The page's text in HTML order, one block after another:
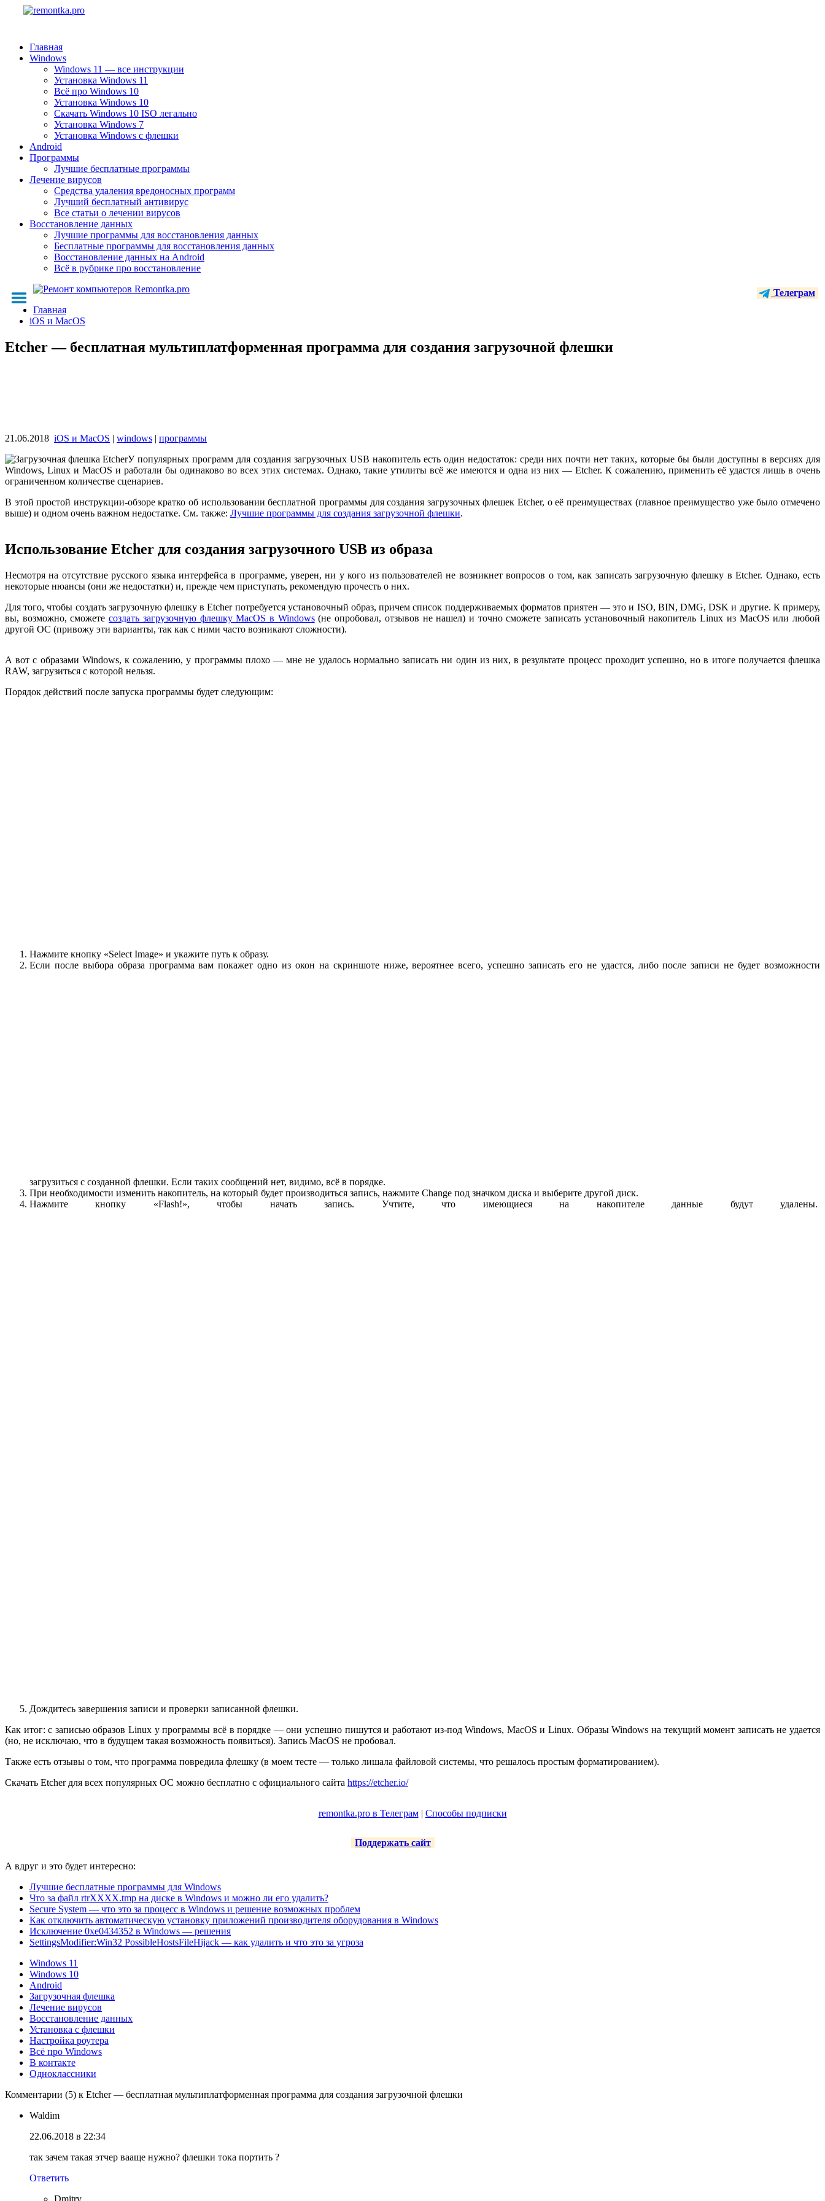
Главная
Windows
Windows 11 — все инструкции
Установка Windows 11
Всё про Windows 10
Установка Windows 10
Скачать Windows 10 ISO легально
Установка Windows 7
Установка Windows с флешки
Android
Программы
Лучшие бесплатные программы
Лечение вирусов
Средства удаления вредоносных программ
Лучший бесплатный антивирус
Все статьи о лечении вирусов
Восстановление данных
Лучшие программы для восстановления данных
Бесплатные программы для восстановления данных
Восстановление данных на Android
Всё в рубрике про восстановление
Телеграм
Главная
iOS и MacOS
Etcher — бесплатная мультиплатформенная программа для создания загрузочной флешки
21.06.2018 iOS и MacOS | windows | программы
У популярных программ для создания загрузочных USB накопитель есть один недостаток: среди них почти нет таких, которые бы были доступны в версиях для
Windows, Linux и MacOS и работали бы одинаково во всех этих системах. Однако, такие утилиты всё же имеются и одна из них — Etcher. К сожалению, применить её удастся лишь в очень
ограниченном количестве сценариев.
В этой простой инструкции-обзоре кратко об использовании бесплатной программы для создания загрузочных флешек Etcher, о её преимуществах (главное преимущество уже было отмечено
выше) и одном очень важном недостатке. См. также: Лучшие программы для создания загрузочной флешки.
Использование Etcher для создания загрузочного USB из образа
Несмотря на отсутствие русского языка интерфейса в программе, уверен, ни у кого из пользователей не возникнет вопросов о том, как записать загрузочную флешку в Etcher. Однако, есть
некоторые нюансы (они же недостатки) и, прежде чем приступать, рекомендую прочесть о них.
Для того, чтобы создать загрузочную флешку в Etcher потребуется установочный образ, причем список поддерживаемых форматов приятен — это и ISO, BIN, DMG, DSK и другие. К примеру,
вы, возможно, сможетесоздать загрузочную флешку MacOS в Windows(не опробовал, отзывов не нашел) и точно сможете записать установочный накопитель Linux из MacOS или любой
другой ОС (привожу эти варианты, так как с ними часто возникают сложности).
А вот с образами Windows, к сожалению, у программы плохо — мне не удалось нормально записать ни один из них, в результате процесс проходит успешно, но в итоге получается флешка
RAW, загрузиться с которой нельзя.
Порядок действий после запуска программы будет следующим:
Нажмите кнопку «Select Image» и укажите путь к образу.
Если после выбора образа программа вам покажет одно из окон на скриншоте ниже, вероятнее всего, успешно записать его не удастся, либо после записи не будет возможности
загрузиться с созданной флешки. Если таких сообщений нет, видимо, всё в порядке.
При необходимости изменить накопитель, на который будет производиться запись, нажмите Change под значком диска и выберите другой диск.
Нажмите кнопку «Flash!», чтобы начать запись. Учтите, что имеющиеся на накопителе данные будут удалены.
Дождитесь завершения записи и проверки записанной флешки.
Как итог: с записью образов Linux у программы всё в порядке — они успешно пишутся и работают из-под Windows, MacOS и Linux. Образы Windows на текущий момент записать не удается
(но, не исключаю, что в будущем такая возможность появиться). Запись MacOS не пробовал.
Также есть отзывы о том, что программа повредила флешку (в моем тесте — только лишала файловой системы, что решалось простым форматированием).
Скачать Etcher для всех популярных ОС можно бесплатно с официального сайта https://etcher.io/
remontka.pro в Телеграм| Способы подписки
Поддержать сайт
А вдруг и это будет интересно:
Лучшие бесплатные программы для Windows
Что за файл rtrXXXX.tmp на диске в Windows и можно ли его удалить?
Secure System — что это за процесс в Windows и решение возможных проблем
Как отключить автоматическую установку приложений производителя оборудования в Windows
Исключение 0xe0434352 в Windows — решения
SettingsModifier:Win32 PossibleHostsFileHijack — как удалить и что это за угроза
Windows 11
Windows 10
Android
Загрузочная флешка
Лечение вирусов
Восстановление данных
Установка с флешки
Настройка роутера
Всё про Windows
В контакте
Одноклассники
Комментарии (5) к Etcher — бесплатная мультиплатформенная программа для создания загрузочной флешки
Waldim
22.06.2018 в 22:34
так зачем такая этчер вааще нужно? флешки тока портить ?
Ответить
Dmitry